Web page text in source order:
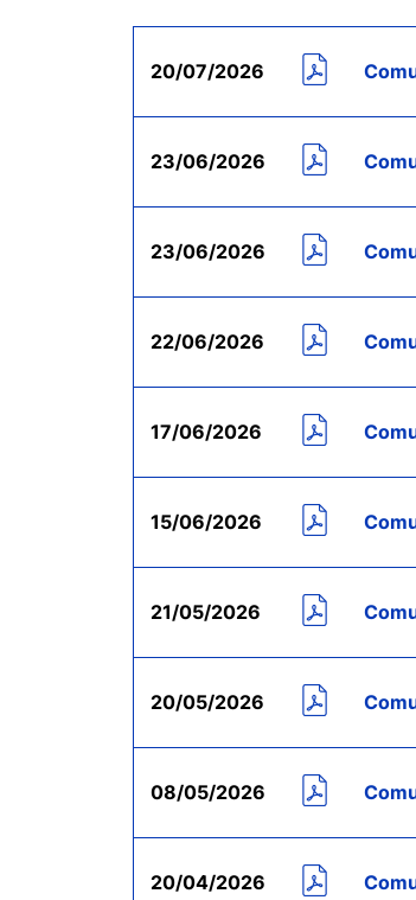
20/07/2026
23/06/2026
23/06/2026
22/06/2026
17/06/2026
15/06/2026
21/05/2026
20/05/2026
08/05/2026
20/04/2026